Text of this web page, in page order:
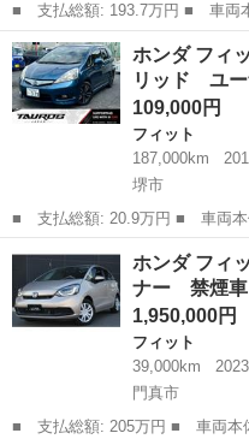
■ 支払総額: 193.7万円 ■ 車両本体価格： 1,850,000 円 ■ メーカ
ー名： ホンダ ■ 車種名： フ
Ｖ ＲＳ 衝突被害軽減システ
スソナー...
大阪 泉大津市 フィット
ホンダ フィ
リッド ユ
109,000円
フィット
187,000km
堺市
■ 支払総額: 20.9万円 ■ 車両本体価格： 109,000 円 ■ メーカー
名： ホンダ ■ 車種名： フィ
ード名： ハイブリッド ユー
Ｖ 純正１６...
大阪 堺市 フィット
ホンダ フィ
ナー 禁煙
1,950,000円
フィット
39,000km
門真市
■ 支払総額: 205万円 ■ 車両本体価格： 1,950,000 円 ■ メーカー